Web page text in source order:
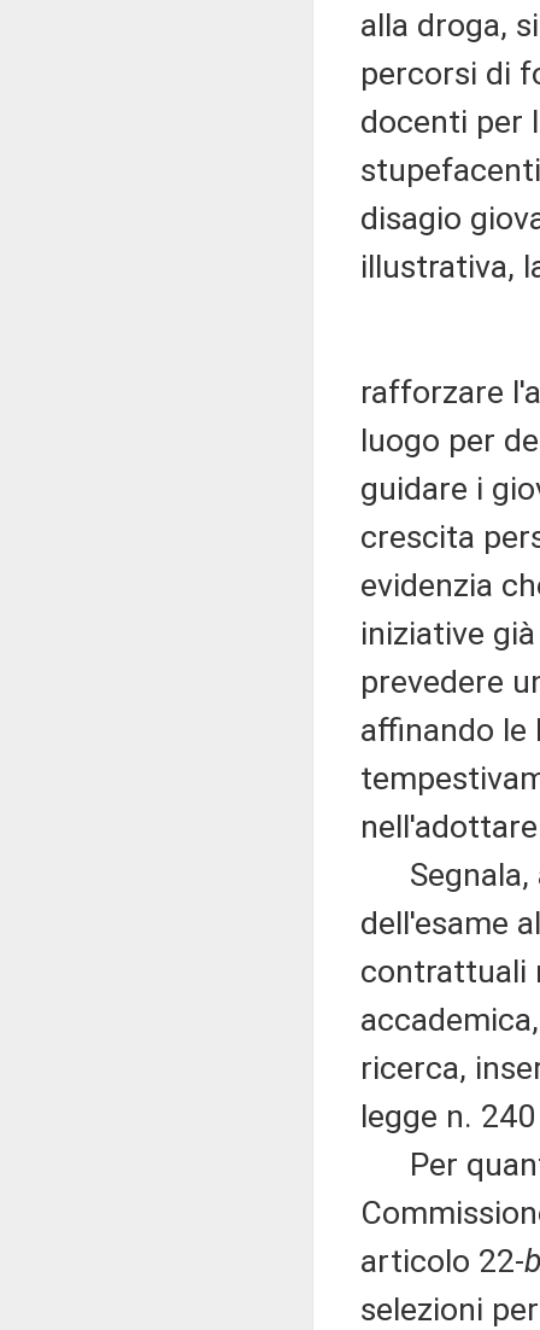
alla droga,
percorsi di
docenti per
disagio
illustrativa,
rafforzare
luogo per
guidare i
crescita
evidenzia
iniziative
prevedere
affinando
Segnala,
dell'esame
contrattuali
ricerca,
legge n.
Per
articolo 22-
selezioni